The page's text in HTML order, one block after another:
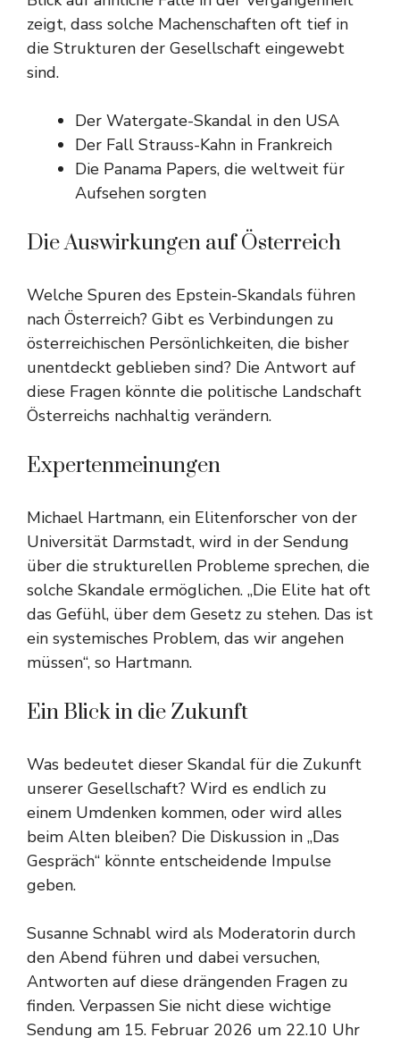
zeigt, dass solche Machenschaften oft tief in
die Strukturen der Gesellschaft eingewebt
sind.
Der Watergate-Skandal in den USA
Der Fall Strauss-Kahn in Frankreich
Die Panama Papers, die weltweit für
Aufsehen sorgten
Die Auswirkungen auf Österreich
Welche Spuren des Epstein-Skandals führen
nach Österreich? Gibt es Verbindungen zu
österreichischen Persönlichkeiten, die bisher
unentdeckt geblieben sind? Die Antwort auf
diese Fragen könnte die politische Landschaft
Österreichs nachhaltig verändern.
Expertenmeinungen
Michael Hartmann, ein Elitenforscher von der
Universität Darmstadt, wird in der Sendung
über die strukturellen Probleme sprechen, die
solche Skandale ermöglichen. „Die Elite hat oft
das Gefühl, über dem Gesetz zu stehen. Das ist
ein systemisches Problem, das wir angehen
müssen“, so Hartmann.
Ein Blick in die Zukunft
Was bedeutet dieser Skandal für die Zukunft
unserer Gesellschaft? Wird es endlich zu
einem Umdenken kommen, oder wird alles
beim Alten bleiben? Die Diskussion in „Das
Gespräch“ könnte entscheidende Impulse
geben.
Susanne Schnabl wird als Moderatorin durch
den Abend führen und dabei versuchen,
Antworten auf diese drängenden Fragen zu
finden. Verpassen Sie nicht diese wichtige
Sendung am 15. Februar 2026 um 22.10 Uhr